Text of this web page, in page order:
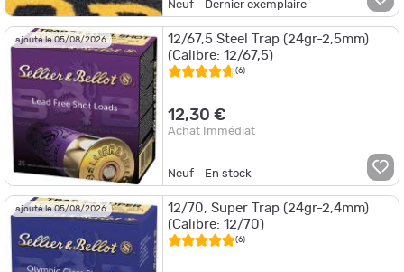
Neuf - Dernier exemplaire
ajouté le 05/08/2026
12/67,5 Steel Trap (24gr-2,5mm)
(Calibre: 12/67,5)
(6)
12,30 €
Achat Immédiat
Neuf - En stock
ajouté le 05/08/2026
12/70, Super Trap (24gr-2,4mm)
(Calibre: 12/70)
(6)